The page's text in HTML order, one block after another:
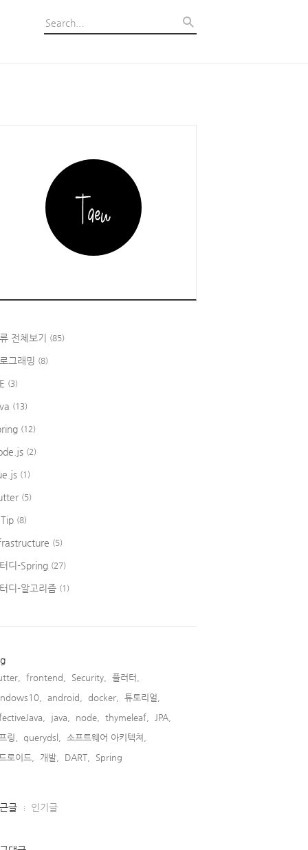
전체보기 (85)
그래밍 (8)
(3)
(13)
(12)
(2)
(1)
(5)
(8)
(5)
디-Spring (27)
디-알고리즘 (1)
frontend, Security,
플러터,
android, docker,
튜토리얼,
java, node, thymeleaf,
JPA,
링,
querydsl,
소프트웨어 아키텍쳐,
로이드,
개발, DART, Spring,
글 인기글